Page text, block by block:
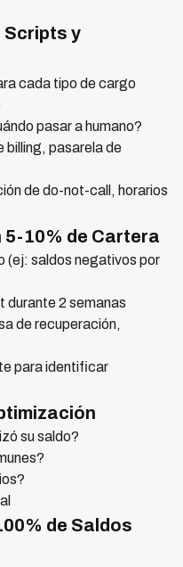
Scripts y
cada tipo de cargo
pasar a humano?
billing, pasarela de
de do-not-call, horarios
10% de Cartera
(ej: saldos negativos por
durante 2 semanas
de recuperación,
para identificar
su saldo?
de Saldos